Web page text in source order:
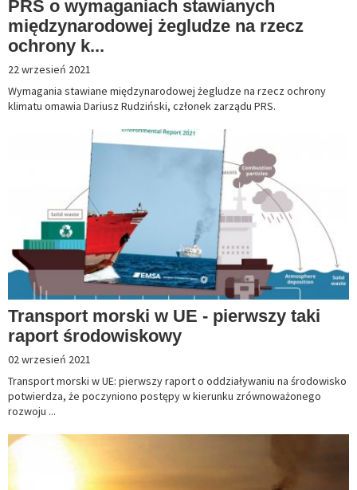
PRS o wymaganiach stawianych
międzynarodowej żegludze na rzecz
ochrony k...
22 wrzesień 2021
Wymagania stawiane międzynarodowej żegludze na rzecz ochrony
klimatu omawia Dariusz Rudziński, członek zarządu PRS.
Transport morski w UE - pierwszy taki
raport środowiskowy
02 wrzesień 2021
Transport morski w UE: pierwszy raport o oddziaływaniu na środowisko
potwierdza, że poczyniono postępy w kierunku zrównoważonego
rozwoju ...